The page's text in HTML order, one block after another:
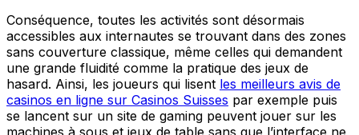
Conséquence, toutes les activités sont désormais
accessibles aux internautes se trouvant dans des zones
sans couverture classique, même celles qui demandent
une grande fluidité comme la pratique des jeux de
hasard. Ainsi, les joueurs qui lisent les meilleurs avis de
casinos en ligne sur Casinos Suisses par exemple puis
se lancent sur un site de gaming peuvent jouer sur les
machines à sous et jeux de table sans que l’interface ne